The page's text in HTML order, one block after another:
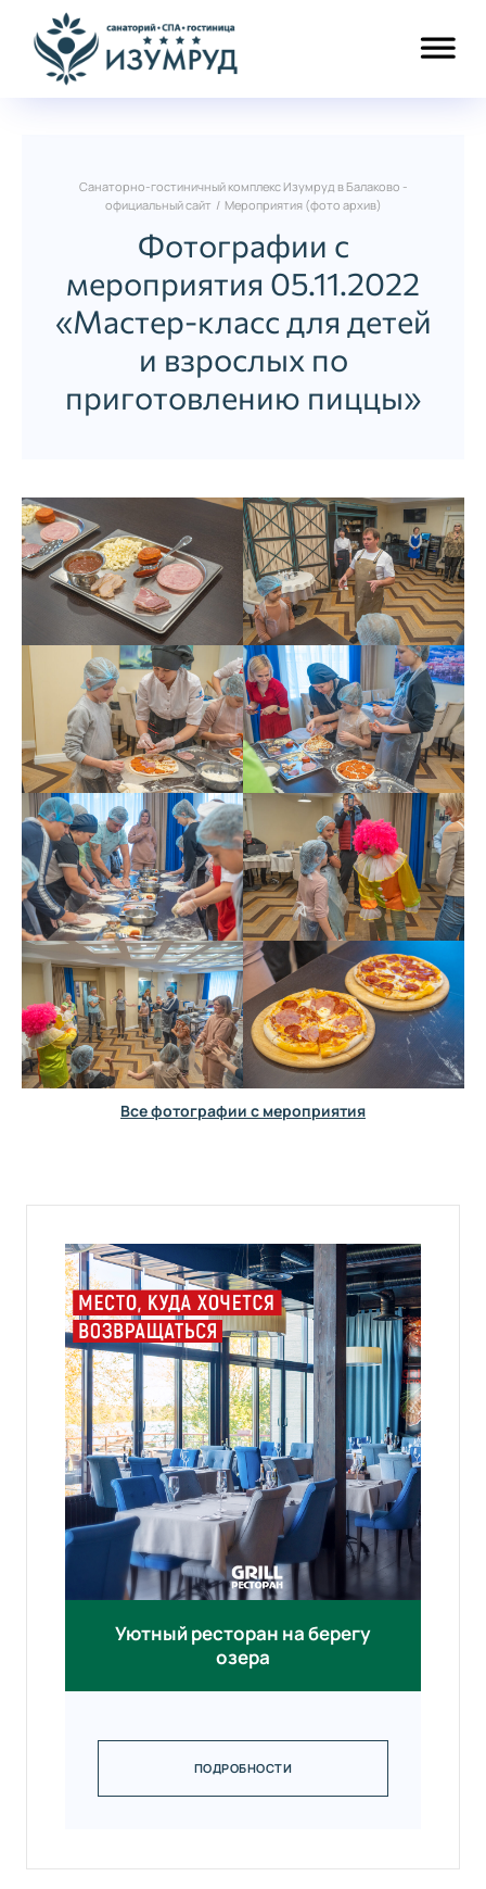
Санаторно-гостиничный комплекс Изумруд в Балаково -
официальный сайт / Мероприятия (фото архив)
Фотографии с
мероприятия 05.11.2022
«Мастер-класс для детей
и взрослых по
приготовлению пиццы»
Все фотографии с мероприятия
Уютный ресторан на берегу
озера
ПОДРОБНОСТИ